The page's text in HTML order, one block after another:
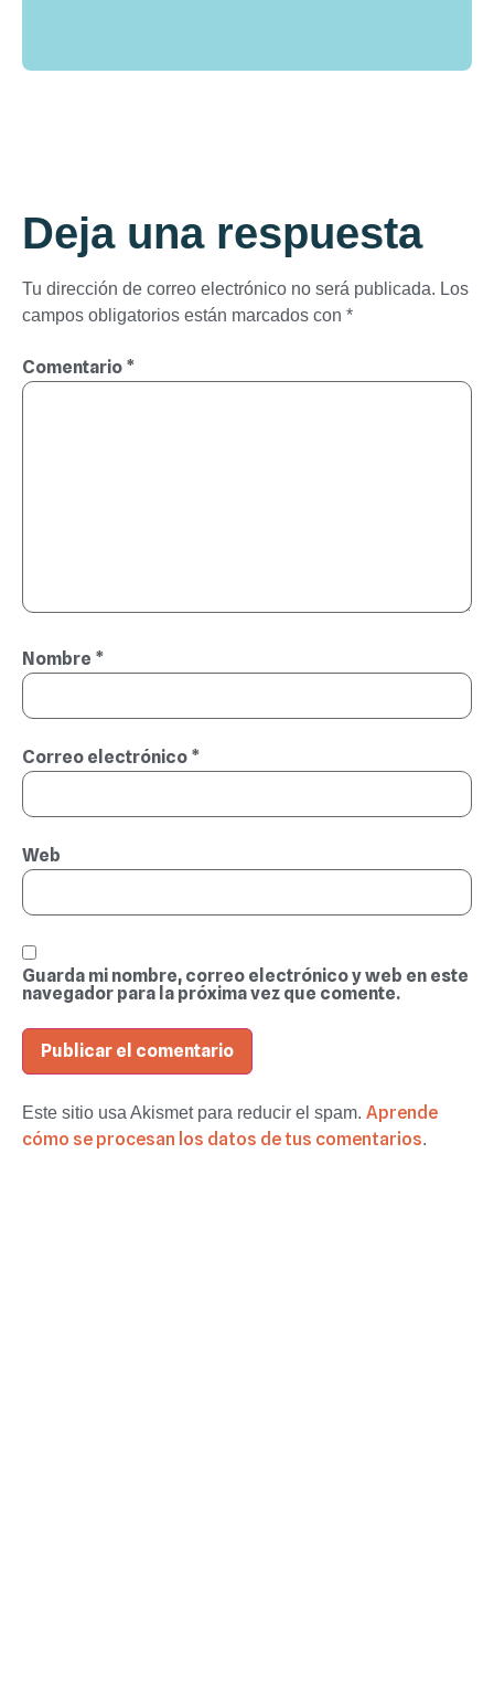
Deja una respuesta
Tu dirección de correo electrónico no será publicada. Los
campos obligatorios están marcados con *
Comentario *
Nombre *
Correo electrónico *
Web
Guarda mi nombre, correo electrónico y web en este
navegador para la próxima vez que comente.
Este sitio usa Akismet para reducir el spam. Aprende
cómo se procesan los datos de tus comentarios.